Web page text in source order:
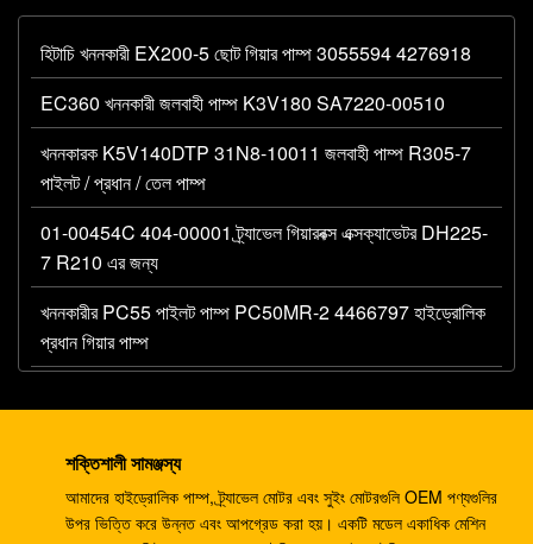
হিটাচি খননকারী EX200-5 ছোট গিয়ার পাম্প 3055594 4276918
EC360 খননকারী জলবাহী পাম্প K3V180 SA7220-00510
খননকারক K5V140DTP 31N8-10011 জলবাহী পাম্প R305-7
পাইলট / প্রধান / তেল পাম্প
01-00454C 404-00001 ট্র্যাভেল গিয়ারবক্স এক্সক্যাভেটর DH225-
7 R210 এর জন্য
খননকারীর PC55 পাইলট পাম্প PC50MR-2 4466797 হাইড্রোলিক
প্রধান গিয়ার পাম্প
খননকারী ডিএইচ 220-5 ডিএইচ 220-7 ট্র্যাভেল গিয়ারবক্স EC210
SANY235 S220LC-5
শক্তিশালী সামঞ্জস্য
আমাদের হাইড্রোলিক পাম্প, ট্র্যাভেল মোটর এবং সুইং মোটরগুলি OEM পণ্যগুলির
উপর ভিত্তি করে উন্নত এবং আপগ্রেড করা হয়। একটি মডেল একাধিক মেশিন